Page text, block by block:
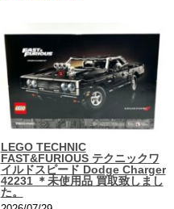
LEGO TECHNIC
FAST&FURIOUS テクニックワ
イルドスピード Dodge Charger
42231 ＊未使用品 買取致しまし
た。